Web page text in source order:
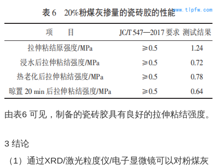
由表6 可见，制备的瓷砖胶具有良好的拉伸粘结强度。
3 结论
（1）通过XRD/激光粒度仪/电子显微镜可以对粉煤灰